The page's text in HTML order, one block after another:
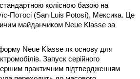
стандартною колісною базою на
Потосі (San Luis Potosí), Мексика. Це
майданчиком Neue Klasse за
Neue Klasse як основу для
Запуск серійного
практичним підтвердженням